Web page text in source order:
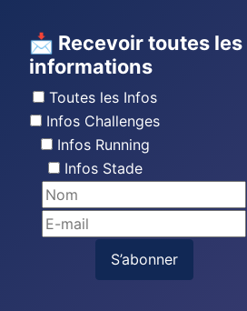
📩 Recevoir toutes les
informations
Toutes les Infos
Infos Challenges
Infos Running
Infos Stade
S’abonner